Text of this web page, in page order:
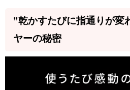
”乾かすたびに指通りが変
ヤーの秘密